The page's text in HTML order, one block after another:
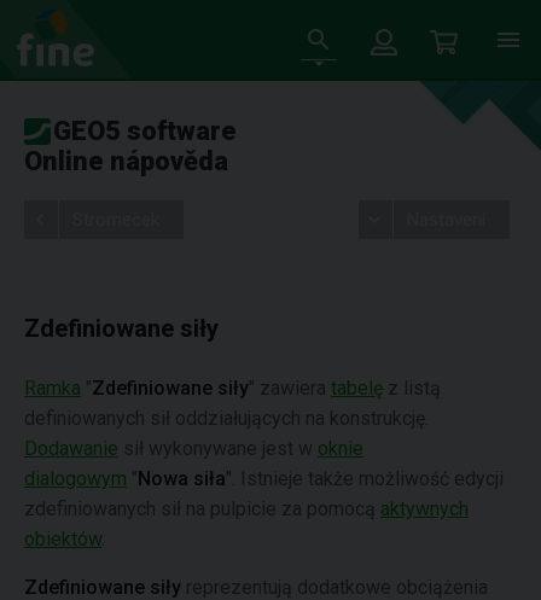
GEO5 software
Online nápověda
Zdefiniowane siły
Ramka "Zdefiniowane siły" zawiera tabelę z listą
definiowanych sił oddziałujących na konstrukcję.
Dodawanie sił wykonywane jest w oknie
dialogowym "Nowa siła". Istnieje także możliwość edycji
zdefiniowanych sił na pulpicie za pomocą aktywnych
obiektów
Zdefiniowane siły reprezentują dodatkowe obciążenia